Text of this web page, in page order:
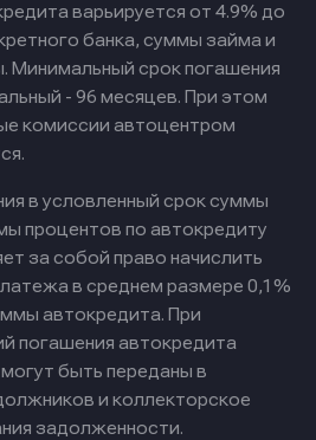
варьируется от 4.9% до
банка, суммы займа и
Минимальный срок погашения
- 96 месяцев. При этом
комиссии автоцентром
в условленный срок суммы
процентов по автокредиту
за собой право начислить
в среднем размере 0,1%
автокредита. При
погашения автокредита
быть переданы в
и коллекторское
задолженности.